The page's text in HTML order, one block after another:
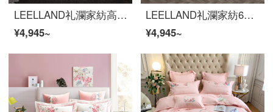
LEELLAND礼瀾家紡高級新中国式60本の綿花刺繍全綿四点セットの純綿古韻刺繍ベッド用品4点セット刺繍雲1.5-1.8メートルベッド/シーツ四点セット
¥4,945~
LEELLAND礼瀾家紡60本の長い綿の綿の綿の綿の綿の緞子の新しい中国式の刺繍の寝具の4つのセットの純綿の見本の間のベッドの品物のセットはオプションで多くセットして月色の4つのセットの1.5-1.8メートルのベッド/200*230 cm
¥4,945~